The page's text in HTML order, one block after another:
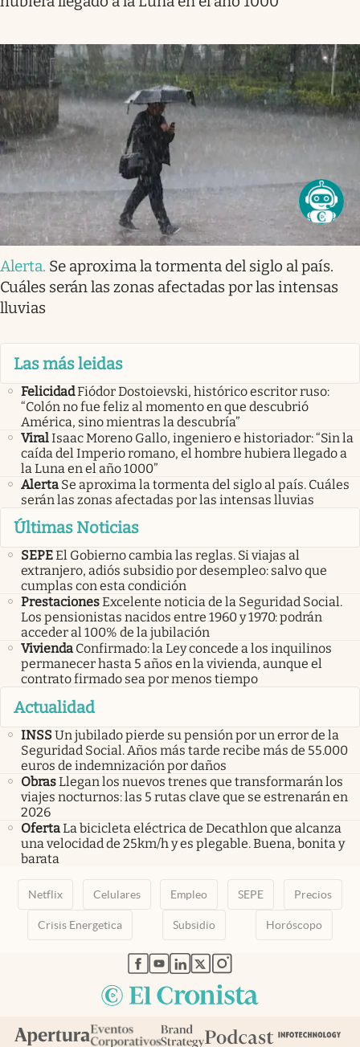
Alerta. Se aproxima la tormenta del siglo al país.
Cuáles serán las zonas afectadas por las intensas
lluvias
Las más leidas
FelicidadFiódor Dostoievski, histórico escritor ruso:
“Colón no fue feliz al momento en que descubrió
América, sino mientras la descubría”
ViralIsaac Moreno Gallo, ingeniero e historiador: “Sin la
caída del Imperio romano, el hombre hubiera llegado a
la Luna en el año 1000”
Alerta Se aproxima la tormenta del siglo al país. Cuáles
serán las zonas afectadas por las intensas lluvias
Últimas Noticias
SEPEEl Gobierno cambia las reglas. Si viajas al
extranjero, adiós subsidio por desempleo: salvo que
cumplas con esta condición
PrestacionesExcelente noticia de la Seguridad Social.
Los pensionistas nacidos entre 1960 y 1970: podrán
acceder al 100% de la jubilación
Vivienda Confirmado: la Ley concede a los inquilinos
permanecer hasta 5 años en la vivienda, aunque el
contrato firmado sea por menos tiempo
Actualidad
INSSUn jubilado pierde su pensión por un error de la
Seguridad Social. Años más tarde recibe más de 55.000
euros de indemnización por daños
ObrasLlegan los nuevos trenes que transformarán los
viajes nocturnos: las 5 rutas clave que se estrenarán en
2026
OfertaLa bicicleta eléctrica de Decathlon que alcanza
una velocidad de 25km/h y es plegable. Buena, bonita y
barata
Netflix Celulares Empleo SEPE Precios
Crisis Energetica Subsidio Horóscopo
abre en nueva pestaña
abre en nueva pestaña
abre en nueva pestaña
abre en nueva pestaña
abre en nueva pestaña